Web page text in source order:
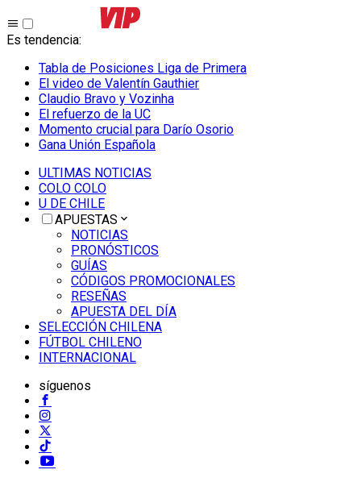
Es tendencia:
Tabla de Posiciones Liga de Primera
El video de Valentín Gauthier
Claudio Bravo y Vozinha
El refuerzo de la UC
Momento crucial para Darío Osorio
Gana Unión Española
ULTIMAS NOTICIAS
COLO COLO
U DE CHILE
APUESTAS
NOTICIAS
PRONÓSTICOS
GUÍAS
CÓDIGOS PROMOCIONALES
RESEÑAS
APUESTA DEL DÍA
SELECCIÓN CHILENA
FÚTBOL CHILENO
INTERNACIONAL
síguenos